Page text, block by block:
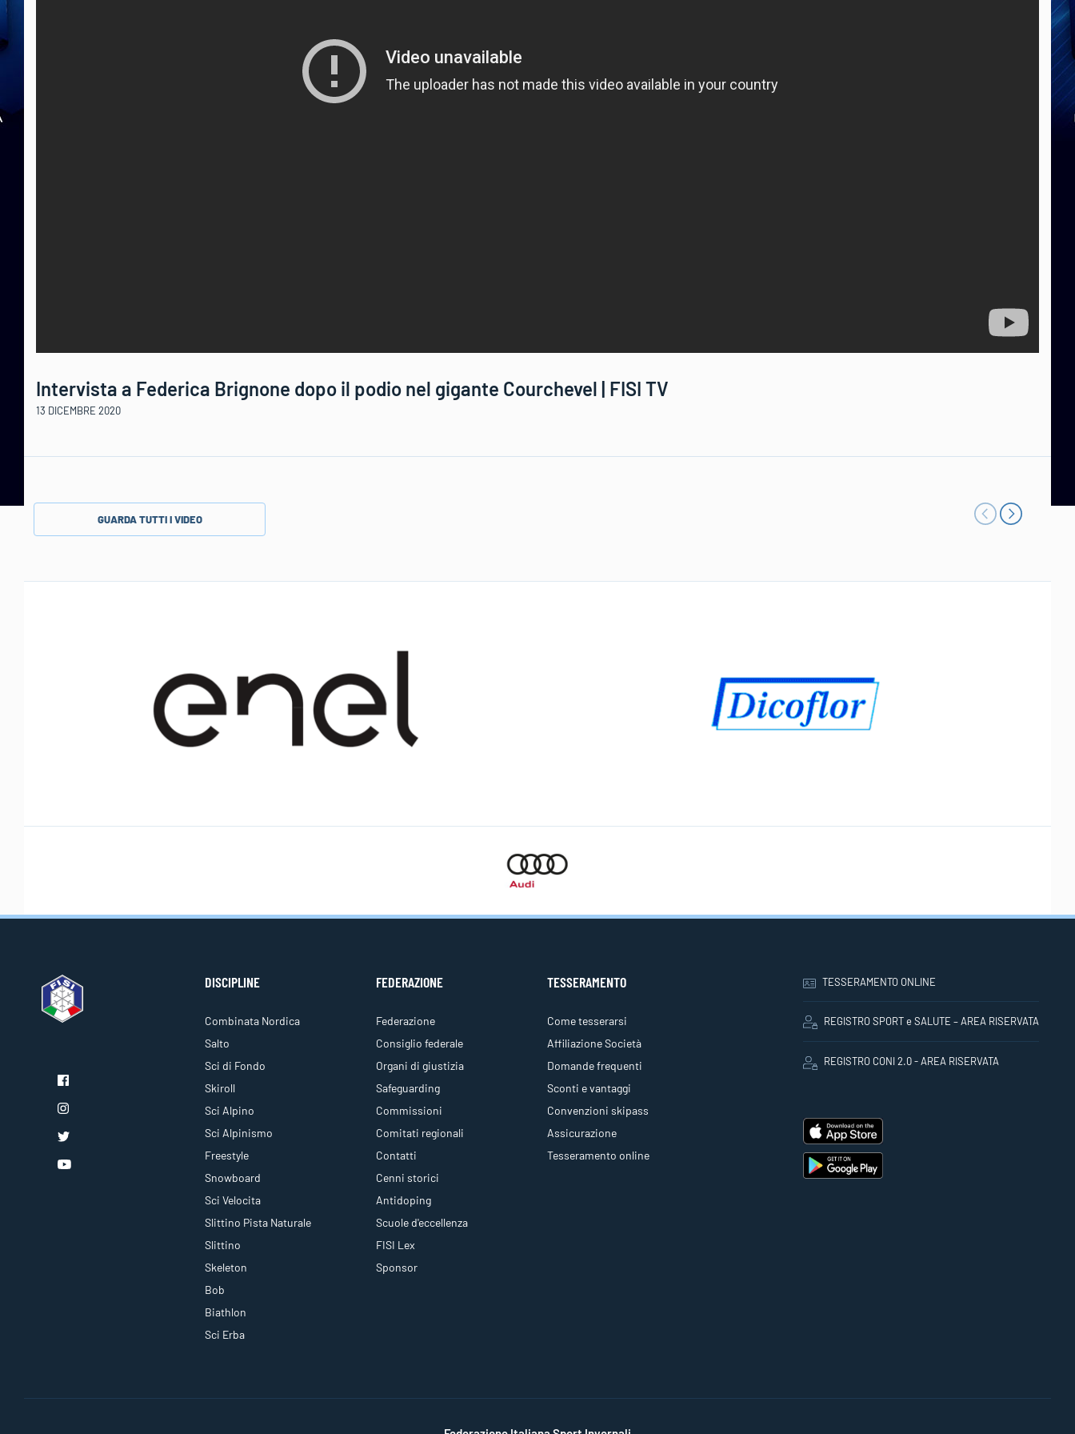
Intervista a Federica Brignone dopo il podio nel gigante Courchevel | FISI TV
13 DICEMBRE 2020
GUARDA TUTTI I VIDEO
DISCIPLINE
Combinata Nordica
Salto
Sci di Fondo
Skiroll
Sci Alpino
Sci Alpinismo
Freestyle
Snowboard
Sci Velocita
Slittino Pista Naturale
Slittino
Skeleton
Bob
Biathlon
Sci Erba
FEDERAZIONE
Federazione
Consiglio federale
Organi di giustizia
Safeguarding
Commissioni
Comitati regionali
Contatti
Cenni storici
Antidoping
Scuole d'eccellenza
FISI Lex
Sponsor
TESSERAMENTO
Come tesserarsi
Affiliazione Società
Domande frequenti
Sconti e vantaggi
Convenzioni skipass
Assicurazione
Tesseramento online
TESSERAMENTO ONLINE
REGISTRO SPORT e SALUTE – AREA RISERVATA
REGISTRO CONI 2.0 - AREA RISERVATA